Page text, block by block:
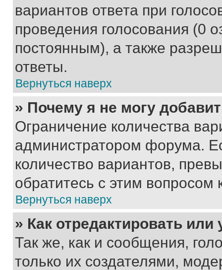
вариантов ответа при
проведения голосования (0
постоянным), а также
ответы.
Вернуться наверх
» Почему я не могу
Ограничение количества
администратором форума.
количество вариантов,
обратитесь с этим вопросом
Вернуться наверх
» Как отредактировать
Так же, как и сообщения,
только их создателями,